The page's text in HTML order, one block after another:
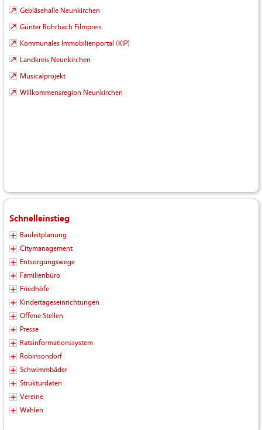
Gebläsehalle Neunkirchen
Günter Rohrbach Filmpreis
Kommunales Immobilienportal (KIP)
Landkreis Neunkirchen
Musicalprojekt
Willkommensregion Neunkirchen
Schnelleinstieg
Bauleitplanung
Citymanagement
Entsorgungswege
Familienbüro
Friedhöfe
Kindertageseinrichtungen
Offene Stellen
Presse
Ratsinformationssystem
Robinsondorf
Schwimmbäder
Strukturdaten
Vereine
Wahlen